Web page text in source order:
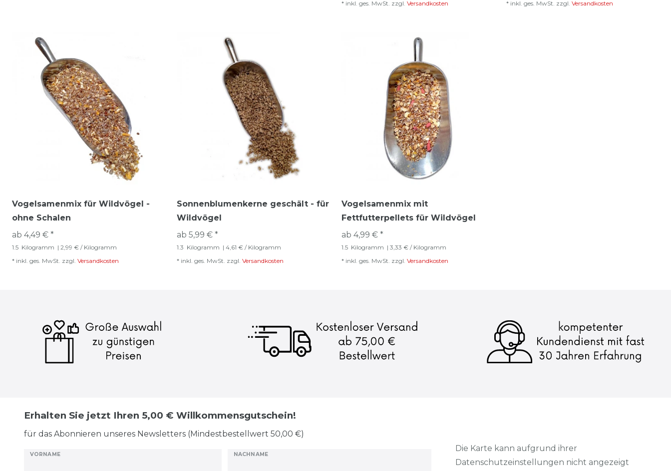
* inkl. ges. MwSt. zzgl. Versandkosten
* inkl. ges. MwSt. zzgl. Versandkosten
Vogelsamenmix für Wildvögel -
ohne Schalen
ab 4,49 € *
1.5 Kilogramm | 2,99 € / Kilogramm
* inkl. ges. MwSt. zzgl. Versandkosten
Sonnenblumenkerne geschält - für
Wildvögel
ab 5,99 € *
1.3 Kilogramm | 4,61 € / Kilogramm
* inkl. ges. MwSt. zzgl. Versandkosten
Vogelsamenmix mit
Fettfutterpellets für Wildvögel
ab 4,99 € *
1.5 Kilogramm | 3,33 € / Kilogramm
* inkl. ges. MwSt. zzgl. Versandkosten
Erhalten Sie jetzt Ihren 5,00 € Willkommensgutschein!
für das Abonnieren unseres Newsletters (Mindestbestellwert 50,00 €)
VORNAME NACHNAME
Die Karte kann aufgrund ihrer
Datenschutzeinstellungen nicht angezeigt